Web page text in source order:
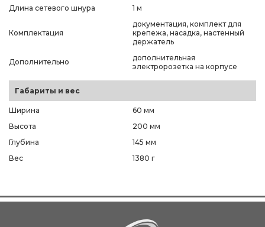
Длина сетевого шнура 1 м
Комплектация
документация, комплект для
крепежа, насадка, настенный
держатель
Дополнительно
дополнительная
электророзетка на корпусе
Габариты и вес
Ширина
60 мм
Высота
200 мм
Глубина
145 мм
Вес
1380 г